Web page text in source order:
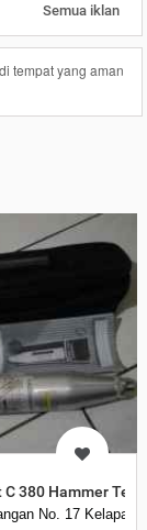
Semua iklan
tempat yang aman
380 Hammer
No. 17 Kelapa